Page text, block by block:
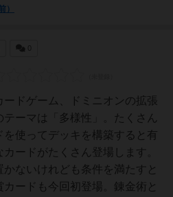
）
ードゲーム、ドミニオンの拡張
テーマは「多様性」。たくさん
を使ってデッキを構築すると有
ードがたくさん登場します。
かないけれども条件を満たすと
ードも今回初登場。錬金術と